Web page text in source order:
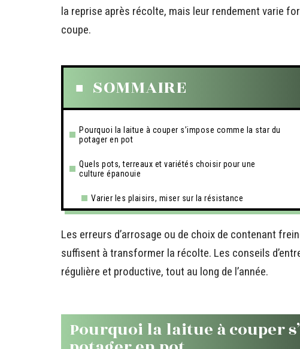
la reprise après récolte, mais leur rendement varie
coupe.
SOMMAIRE
Pourquoi la laitue à couper s’impose comme la star du
potager en pot
Quels pots, terreaux et variétés choisir pour une
culture épanouie
Varier les plaisirs, miser sur la résistance
Les erreurs d’arrosage ou de choix de contenant
suffisent à transformer la récolte. Les conseils
régulière et productive, tout au long de l’année.
Pourquoi la laitue à couper